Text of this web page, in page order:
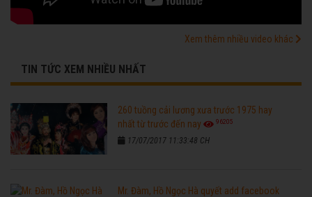
Xem thêm nhiều video khác
TIN TỨC XEM NHIỀU NHẤT
260 tuồng cải lương xưa trước 1975 hay
nhất từ trước đến nay
96205
17/07/2017 11:33:48 CH
Mr. Đàm, Hồ Ngọc Hà quyết add facebook